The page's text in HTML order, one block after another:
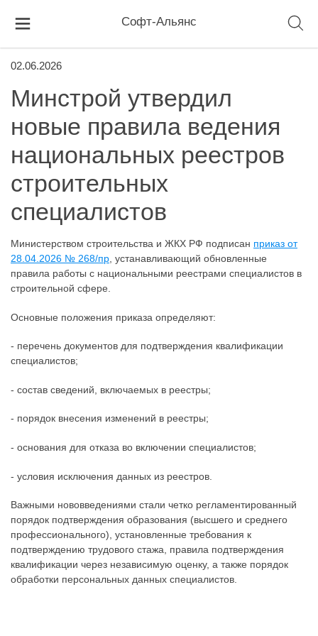
Софт-Альянс
02.06.2026
Минстрой утвердил
новые правила ведения
национальных реестров
строительных
специалистов
Министерством строительства и ЖКХ РФ подписан приказ от
28.04.2026 № 268/пр , устанавливающий обновленные
правила работы с национальными реестрами специалистов в
строительной сфере.
Основные положения приказа определяют:
- перечень документов для подтверждения квалификации
специалистов;
- состав сведений, включаемых в реестры;
- порядок внесения изменений в реестры;
- основания для отказа во включении специалистов;
- условия исключения данных из реестров.
Важными нововведениями стали четко регламентированный
порядок подтверждения образования (высшего и среднего
профессионального), установленные требования к
подтверждению трудового стажа, правила подтверждения
квалификации через независимую оценку, а также порядок
обработки персональных данных специалистов.